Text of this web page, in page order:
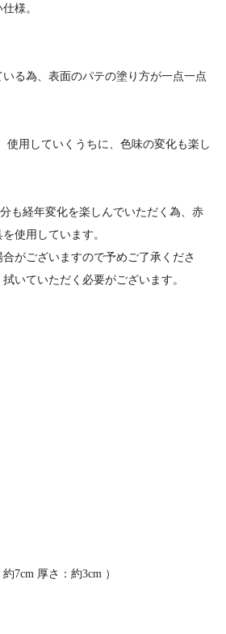
様。
る為、表面のパテの塗り方が一点一点
使用していくうちに、色味の変化も楽し
も経年変化を楽しんでいただく為、赤
使用しています。
がございますので予めご了承くださ
いていただく必要がございます。
7cm 厚さ：約3cm ）